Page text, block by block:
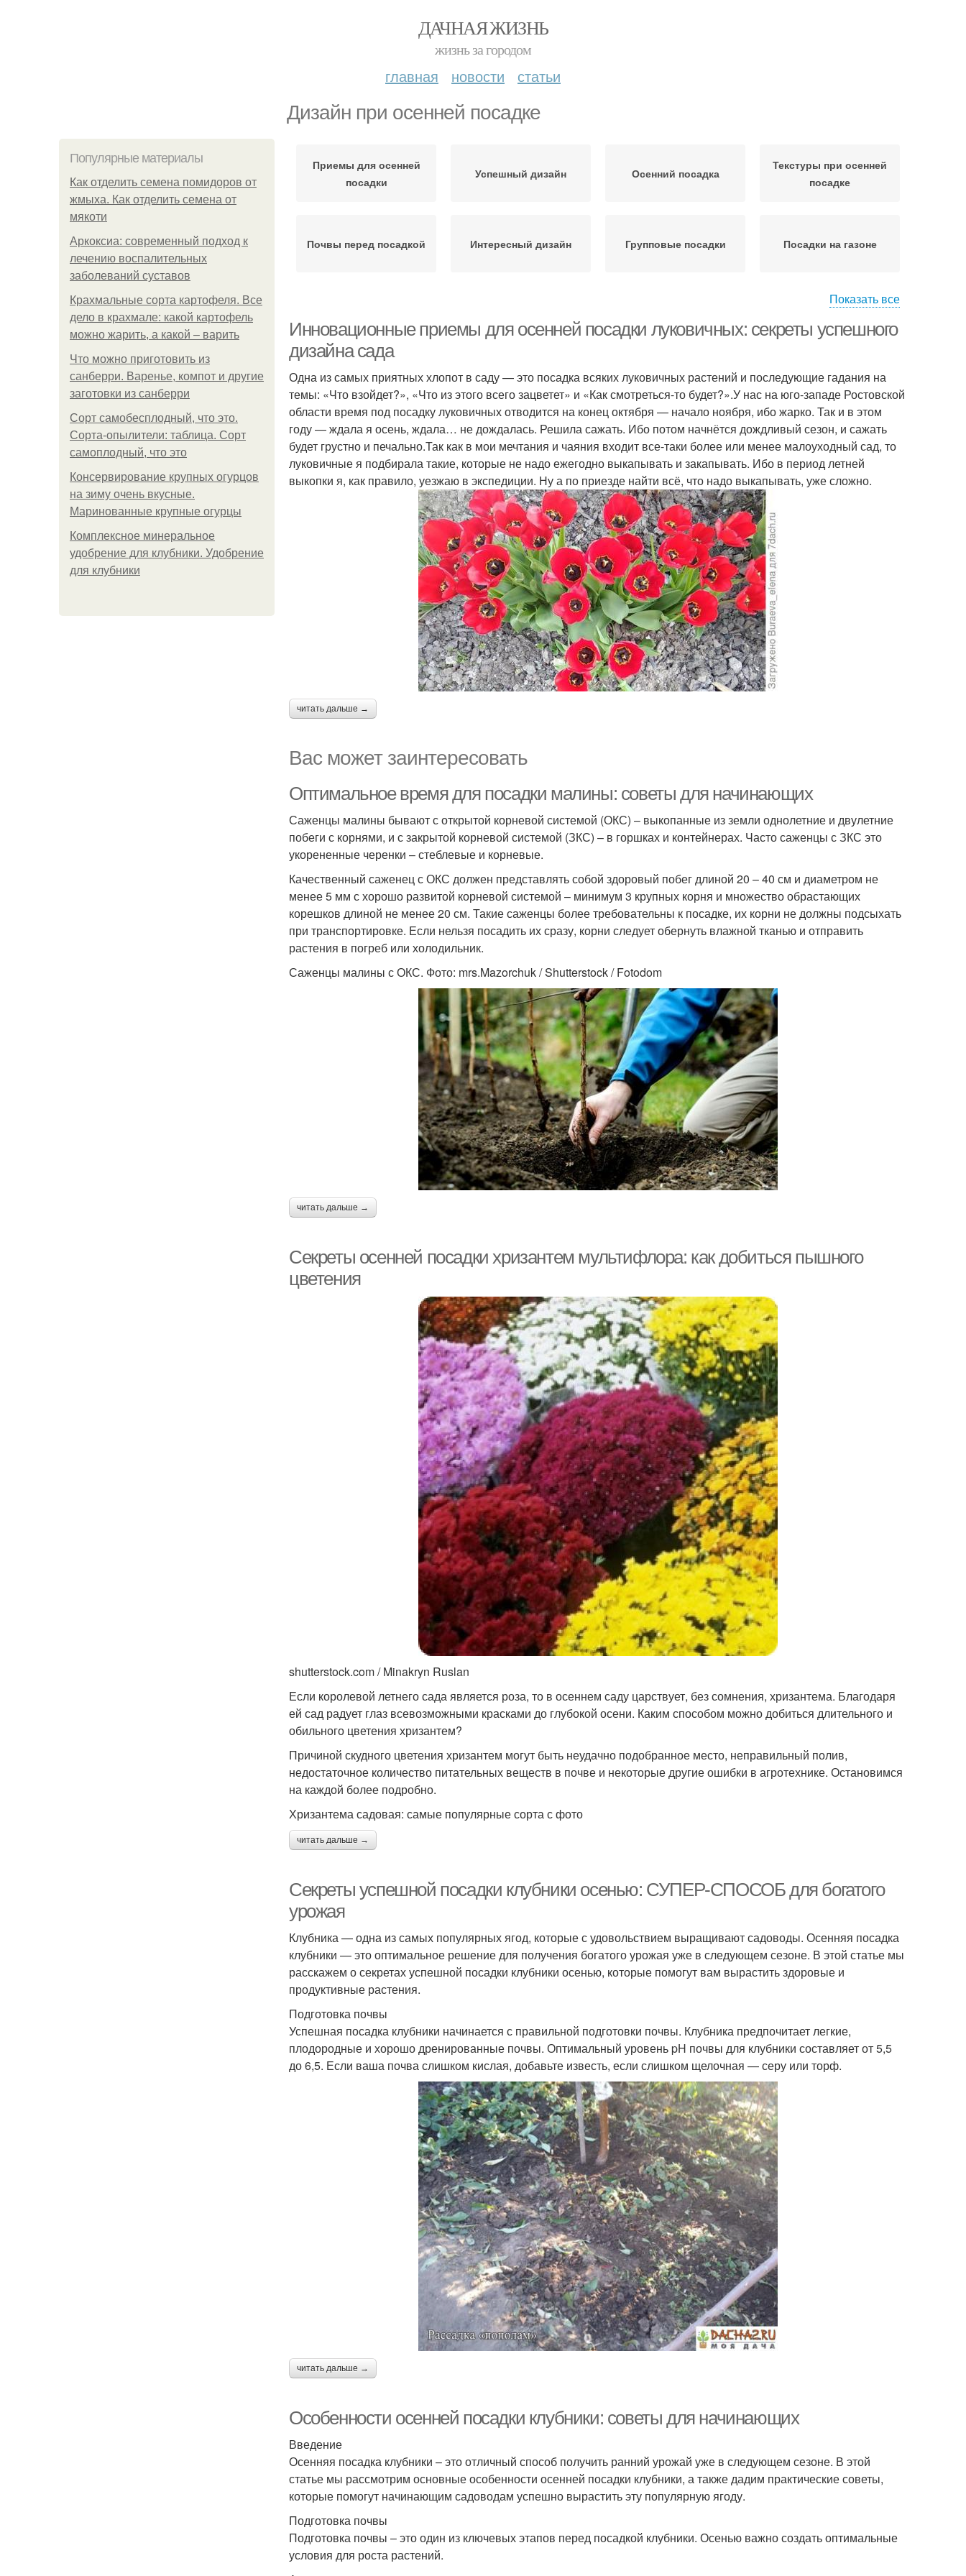
ДАЧНАЯ ЖИЗНЬ
жизнь за городом
главная новости статьи
Дизайн при осенней посадке
Популярные материалы
Как отделить семена помидоров от
жмыха. Как отделить семена от
мякоти
Аркоксиа: современный подход к
лечению воспалительных
заболеваний суставов
Крахмальные сорта картофеля. Все
дело в крахмале: какой картофель
можно жарить, а какой – варить
Что можно приготовить из
санберри. Варенье, компот и другие
заготовки из санберри
Сорт самобесплодный, что это.
Сорта-опылители: таблица. Сорт
самоплодный, что это
Консервирование крупных огурцов
на зиму очень вкусные.
Маринованные крупные огурцы
Комплексное минеральное
удобрение для клубники. Удобрение
для клубники
Приемы для осенней
посадки
Успешный дизайн Осенний посадка
Текстуры при осенней
посадке
Почвы перед посадкой Интересный дизайн Групповые посадки Посадки на газоне
Показать все
Инновационные приемы для осенней посадки луковичных: секреты успешного
дизайна сада
Одна из самых приятных хлопот в саду — это посадка всяких луковичных растений и последующие гадания на
темы: «Что взойдет?», «Что из этого всего зацветет» и «Как смотреться-то будет?».У нас на юго-западе Ростовской
области время под посадку луковичных отводится на конец октября — начало ноября, ибо жарко. Так и в этом
году — ждала я осень, ждала… не дождалась. Решила сажать. Ибо потом начнётся дождливый сезон, и сажать
будет грустно и печально.Так как в мои мечтания и чаяния входит все-таки более или менее малоуходный сад, то
луковичные я подбирала такие, которые не надо ежегодно выкапывать и закапывать. Ибо в период летней
выкопки я, как правило, уезжаю в экспедиции. Ну а по приезде найти всё, что надо выкапывать, уже сложно.
читать дальше →
Вас может заинтересовать
Оптимальное время для посадки малины: советы для начинающих
Саженцы малины бывают с открытой корневой системой (ОКС) – выкопанные из земли однолетние и двулетние
побеги с корнями, и с закрытой корневой системой (ЗКС) – в горшках и контейнерах. Часто саженцы с ЗКС это
укорененные черенки – стеблевые и корневые.
Качественный саженец с ОКС должен представлять собой здоровый побег длиной 20 – 40 см и диаметром не
менее 5 мм с хорошо развитой корневой системой – минимум 3 крупных корня и множество обрастающих
корешков длиной не менее 20 см. Такие саженцы более требовательны к посадке, их корни не должны подсыхать
при транспортировке. Если нельзя посадить их сразу, корни следует обернуть влажной тканью и отправить
растения в погреб или холодильник.
Саженцы малины с ОКС. Фото: mrs.Mazorchuk / Shutterstock / Fotodom
читать дальше →
Секреты осенней посадки хризантем мультифлора: как добиться пышного
цветения
shutterstock.com / Minakryn Ruslan
Если королевой летнего сада является роза, то в осеннем саду царствует, без сомнения, хризантема. Благодаря
ей сад радует глаз всевозможными красками до глубокой осени. Каким способом можно добиться длительного и
обильного цветения хризантем?
Причиной скудного цветения хризантем могут быть неудачно подобранное место, неправильный полив,
недостаточное количество питательных веществ в почве и некоторые другие ошибки в агротехнике. Остановимся
на каждой более подробно.
Хризантема садовая: самые популярные сорта с фото
читать дальше →
Секреты успешной посадки клубники осенью: СУПЕР-СПОСОБ для богатого
урожая
Клубника — одна из самых популярных ягод, которые с удовольствием выращивают садоводы. Осенняя посадка
клубники — это оптимальное решение для получения богатого урожая уже в следующем сезоне. В этой статье мы
расскажем о секретах успешной посадки клубники осенью, которые помогут вам вырастить здоровые и
продуктивные растения.
Подготовка почвы
Успешная посадка клубники начинается с правильной подготовки почвы. Клубника предпочитает легкие,
плодородные и хорошо дренированные почвы. Оптимальный уровень pH почвы для клубники составляет от 5,5
до 6,5. Если ваша почва слишком кислая, добавьте известь, если слишком щелочная — серу или торф.
читать дальше →
Особенности осенней посадки клубники: советы для начинающих
Введение
Осенняя посадка клубники – это отличный способ получить ранний урожай уже в следующем сезоне. В этой
статье мы рассмотрим основные особенности осенней посадки клубники, а также дадим практические советы,
которые помогут начинающим садоводам успешно вырастить эту популярную ягоду.
Подготовка почвы
Подготовка почвы – это один из ключевых этапов перед посадкой клубники. Осенью важно создать оптимальные
условия для роста растений.